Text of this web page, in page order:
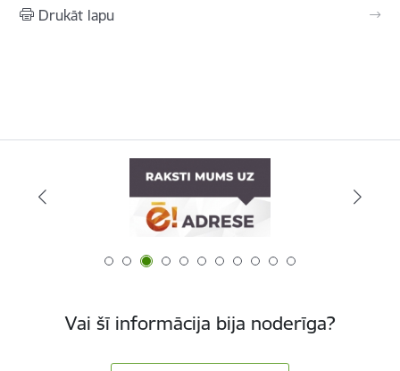
Drukāt lapu
Vai šī informācija bija noderīga?